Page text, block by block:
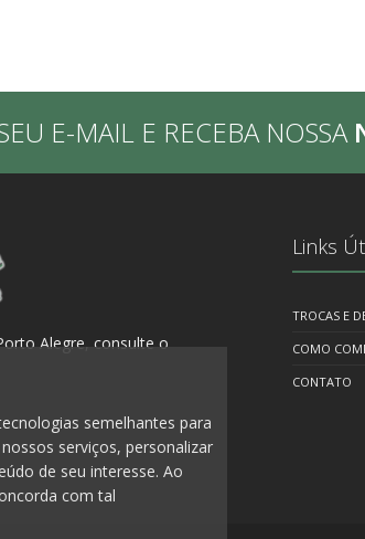
E-MAIL E RECEBA NOSSA
Alegre, consulte o
Links
TROCAS E
COMO
CONTATO
semelhantes para
serviços, personalizar
de seu interesse. Ao
com tal